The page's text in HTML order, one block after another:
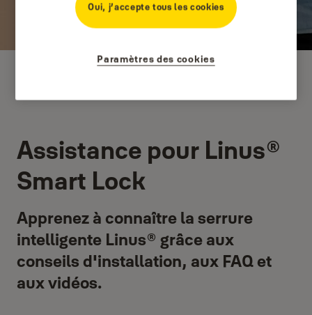
Assistance pour Linus®
Smart Lock
Apprenez à connaître la serrure
intelligente Linus® grâce aux
conseils d'installation, aux FAQ et
aux vidéos.
Oui, j’accepte tous les cookies
Paramètres des cookies